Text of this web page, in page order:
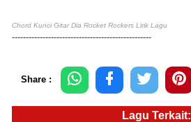
Chord Kunci Gitar Dia Rocket Rockers Lirik Lagu
--------------------------------------------------
Share :
Lagu Terkait: